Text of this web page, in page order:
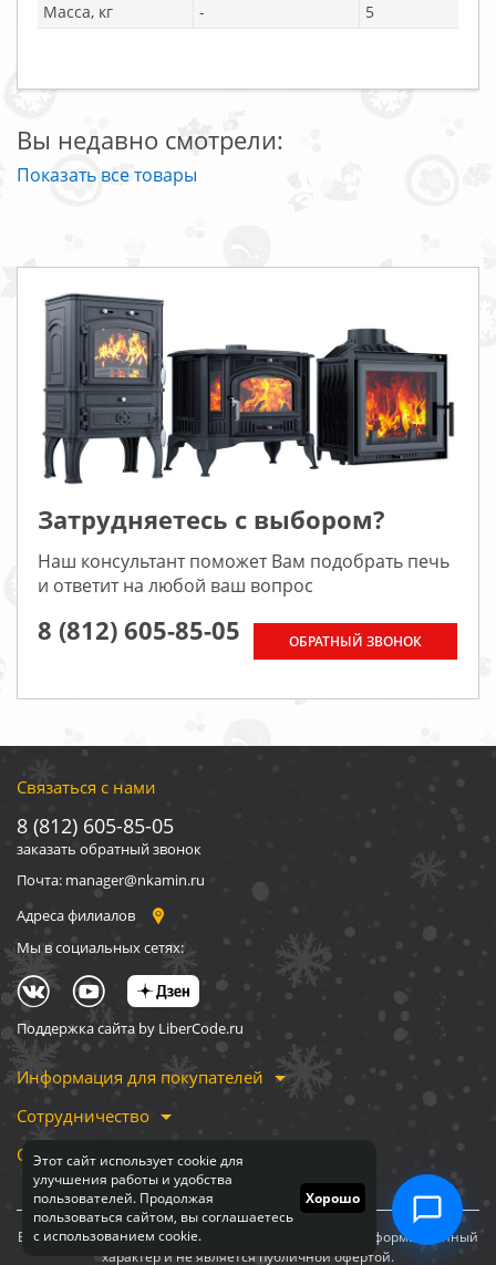
Этот сайт использует cookie для
улучшения работы и удобства
пользователей. Продолжая
пользоваться сайтом, вы соглашаетесь
с использованием cookie.
Хорошо
Масса, кг - 5
Вы недавно смотрели:
Показать все товары
Затрудняетесь с выбором?
Наш консультант поможет Вам подобрать печь
и ответит на любой ваш вопрос
8 (812) 605-85-05 ОБРАТНЫЙ ЗВОНОК
Связаться с нами
8 (812) 605-85-05
заказать обратный звонок
Почта: manager@nkamin.ru
Адреса филиалов
Мы в социальных сетях:
Поддержка сайта by LiberCode.ru
Информация для покупателей
Сотрудничество
О компании
Вся информация, представленная на сайте, носит информационный
характер и не является публичной офертой.